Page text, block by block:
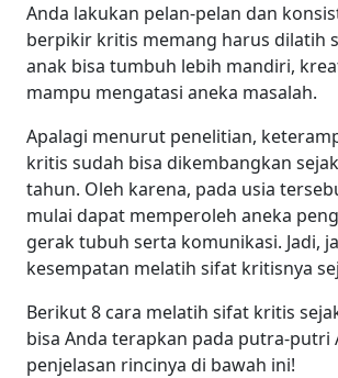
Anda lakukan pelan-pelan dan
berpikir kritis memang harus dilatih
anak bisa tumbuh lebih mandiri,
mampu mengatasi aneka masalah.
Apalagi menurut penelitian,
kritis sudah bisa dikembangkan
tahun. Oleh karena, pada usia
mulai dapat memperoleh aneka
gerak tubuh serta komunikasi. Jadi,
kesempatan melatih sifat kritisnya
Berikut 8 cara melatih sifat kritis
bisa Anda terapkan pada putra-putri
penjelasan rincinya di bawah ini!